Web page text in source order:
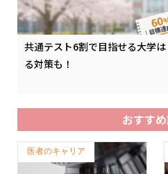
共通テスト6割で目指せる大学
る対策も！
おすす
医者のキャリア